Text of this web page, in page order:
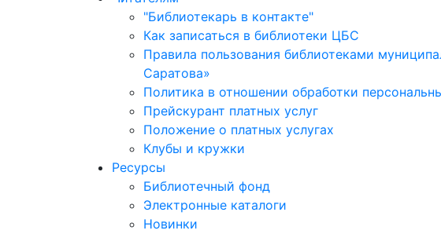
"Библиотекарь в контакте"
Как записаться в библиотеки ЦБС
Правила пользования библиотеками
Саратова»
Политика в отношении обработки
Прейскурант платных услуг
Положение о платных услугах
Клубы и кружки
Ресурсы
Библиотечный фонд
Электронные каталоги
Новинки